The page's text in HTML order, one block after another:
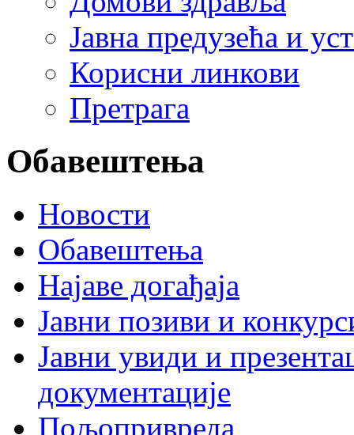
Јавна предузећа и
Корисни линкови
Претрага
Обавештења
Новости
Обавештења
Најаве догађаја
Јавни позиви и
Јавни увиди и
документације
Пољопривреда